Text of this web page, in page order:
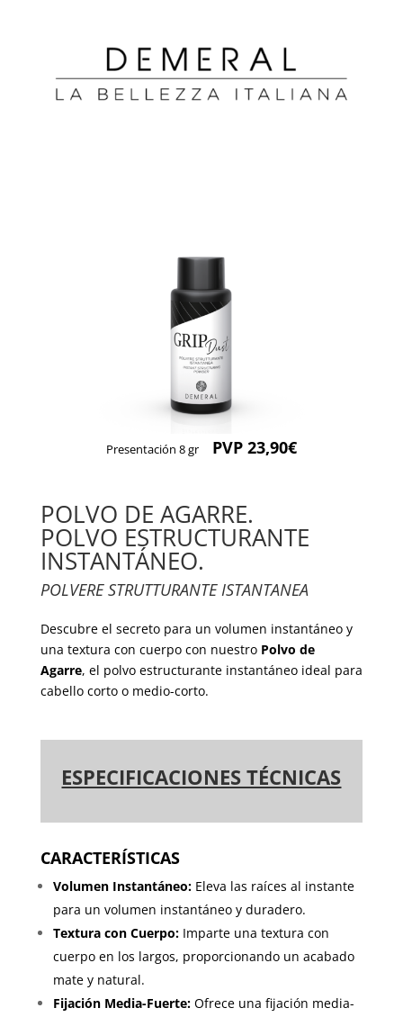
Presentación 8 gr PVP 23,90€
POLVO DE AGARRE.
POLVO ESTRUCTURANTE
INSTANTÁNEO.
POLVERE STRUTTURANTE ISTANTANEA
Descubre el secreto para un volumen instantáneo y
una textura con cuerpo con nuestro Polvo de
Agarre, el polvo estructurante instantáneo ideal para
cabello corto o medio-corto.
ESPECIFICACIONES TÉCNICAS
CARACTERÍSTICAS
Volumen Instantáneo:Eleva las raíces al instante
para un volumen instantáneo y duradero.
Textura con Cuerpo:Imparte una textura con
cuerpo en los largos, proporcionando un acabado
mate y natural.
Fijación Media-Fuerte:Ofrece una fijación media-